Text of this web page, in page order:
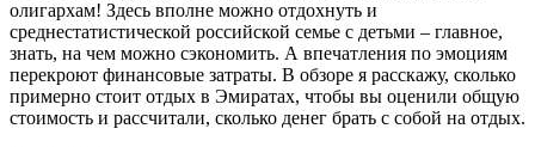
олигархам! Здесь вполне можно отдохнуть и
среднестатистической российской семье с детьми – главное,
знать, на чем можно сэкономить. А впечатления по эмоциям
перекроют финансовые затраты. В обзоре я расскажу, сколько
примерно стоит отдых в Эмиратах, чтобы вы оценили общую
стоимость и рассчитали, сколько денег брать с собой на отдых.